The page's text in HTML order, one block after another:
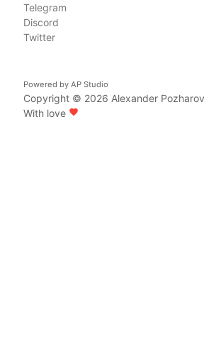
Telegram
Discord
Twitter
Powered by AP Studio
Copyright © 2026 Alexander Pozharov
With love favorite